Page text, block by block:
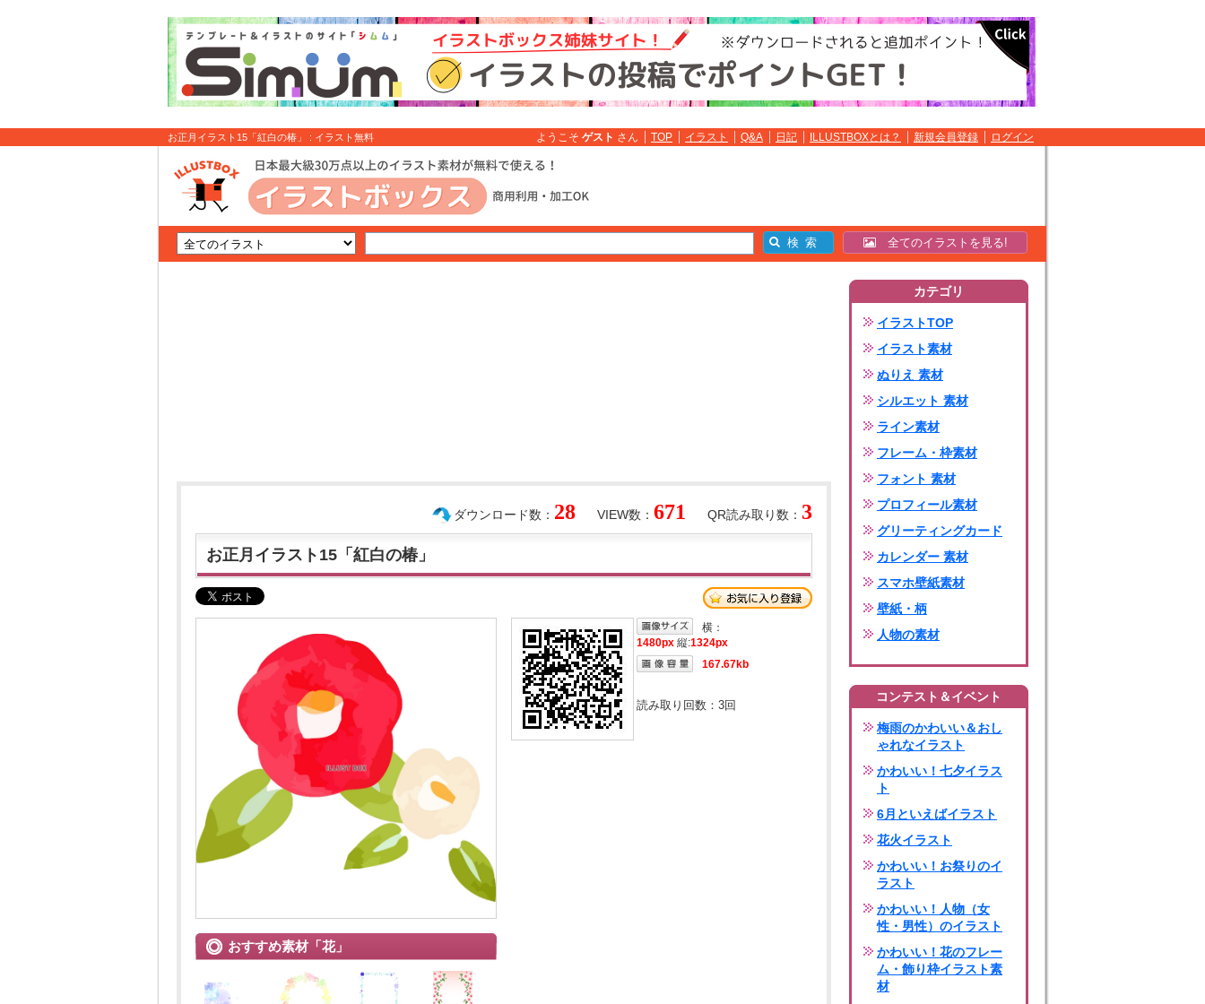
お正月イラスト15「紅白の椿」 : イラスト無料 ようこそ ゲスト さん TOP イラスト Q&A 日記 ILLUSTBOXとは？ 新規会員登録 ログイン
全てのイラストを見る!
QR読み取り数： 3
VIEW数： 671
ダウンロード数： 28
お正月イラスト15「紅白の椿」
おすすめ素材「花」
横：
1480px 縦:1324px
167.67kb
読み取り回数： 3回
カテゴリ
イラストTOP
イラスト素材
ぬりえ 素材
シルエット 素材
ライン素材
フレーム・枠素材
フォント 素材
プロフィール素材
グリーティングカード
カレンダー 素材
スマホ壁紙素材
壁紙・柄
人物の素材
コンテスト＆イベント
梅雨のかわいい＆おし
ゃれなイラスト
かわいい！七夕イラス
ト
6月といえばイラスト
花火イラスト
かわいい！お祭りのイ
ラスト
かわいい！人物（女
性・男性）のイラスト
かわいい！花のフレー
ム・飾り枠イラスト素
材